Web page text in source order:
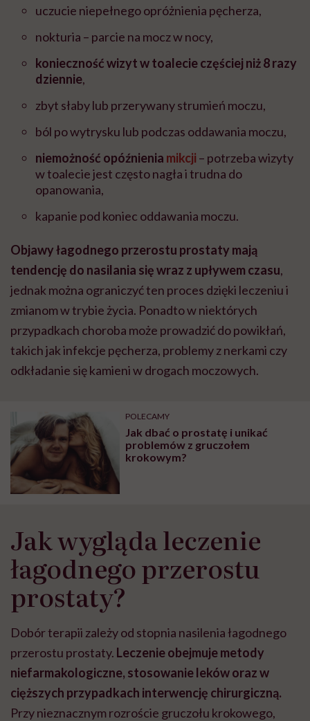
uczucie niepełnego opróżnienia pęcherza,
nokturia – parcie na mocz w nocy,
konieczność wizyt w toalecie częściej niż 8 razy
dziennie,
zbyt słaby lub przerywany strumień moczu,
ból po wytrysku lub podczas oddawania moczu,
niemożność opóźnienia mikcji – potrzeba wizyty
w toalecie jest często nagła i trudna do
opanowania,
kapanie pod koniec oddawania moczu.
Objawy łagodnego przerostu prostaty mają
tendencję do nasilania się wraz z upływem czasu,
jednak można ograniczyć ten proces dzięki leczeniu i
zmianom w trybie życia. Ponadto w niektórych
przypadkach choroba może prowadzić do powikłań,
takich jak infekcje pęcherza, problemy z nerkami czy
odkładanie się kamieni w drogach moczowych.
POLECAMY
Jak dbać o prostatę i unikać
problemów z gruczołem
krokowym?
Jak wygląda leczenie
łagodnego przerostu
prostaty?
Dobór terapii zależy od stopnia nasilenia łagodnego
przerostu prostaty. Leczenie obejmuje metody
niefarmakologiczne, stosowanie leków oraz w
cięższych przypadkach interwencję chirurgiczną.
Przy nieznacznym rozroście gruczołu krokowego,